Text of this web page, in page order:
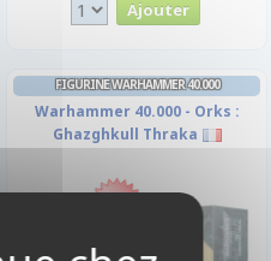
FIGURINE WARHAMMER 40.000
Warhammer 40.000 - Orks :
Ghazghkull Thraka